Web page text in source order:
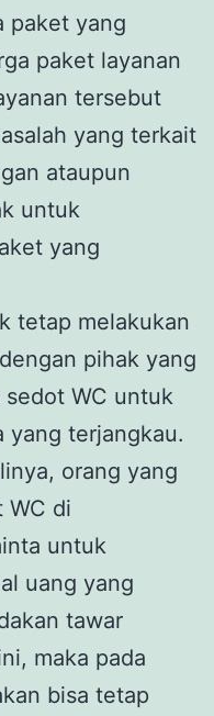
paket yang
paket layanan
tersebut
yang terkait
ataupun
untuk
yang
tetap melakukan
pihak yang
sedot WC untuk
yang terjangkau.
orang yang
WC di
untuk
uang yang
tawar
maka pada
bisa tetap